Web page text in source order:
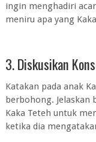
ingin menghadiri
meniru apa yang
3. Diskusikan
Katakan pada anak
berbohong. Jelaskan
Kaka Teteh untuk
ketika dia